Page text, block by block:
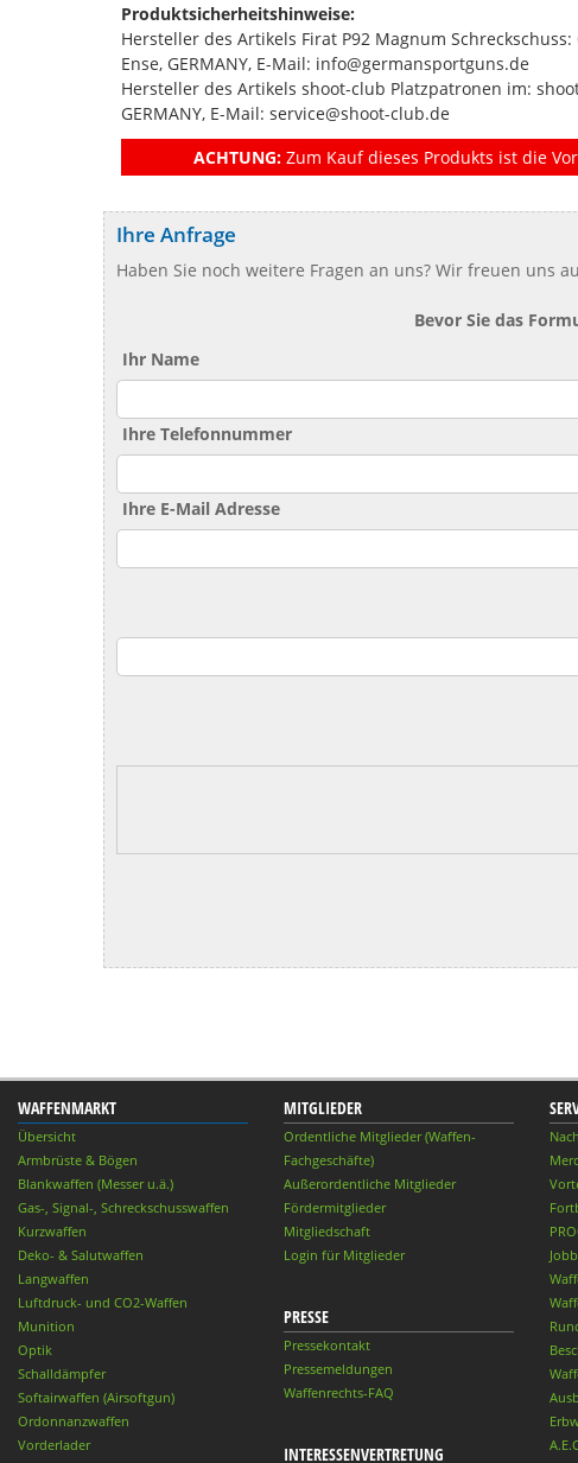
Produktsicherheitshinweise:
Hersteller des Artikels Firat P92 Magnum
Ense, GERMANY, E-Mail: info@germansportguns.de
Hersteller des Artikels shoot-club Platzpatronen im:
GERMANY, E-Mail: service@shoot-club.de
ACHTUNG: Zum Kauf dieses Produkts ist die
Ihre Anfrage
Haben Sie noch weitere Fragen an uns? Wir freuen uns
Bevor Sie das
Ihr Name
Ihre Telefonnummer
Ihre E-Mail Adresse
WAFFENMARKT
Übersicht
Armbrüste & Bögen
Blankwaffen (Messer u.ä.)
Gas-, Signal-, Schreckschusswaffen
Kurzwaffen
Deko- & Salutwaffen
Langwaffen
Luftdruck- und CO2-Waffen
Munition
Optik
Schalldämpfer
Softairwaffen (Airsoftgun)
Ordonnanzwaffen
Vorderlader
MITGLIEDER
Ordentliche Mitglieder (Waffen-
Fachgeschäfte)
Außerordentliche Mitglieder
Fördermitglieder
Mitgliedschaft
Login für Mitglieder
PRESSE
Pressekontakt
Pressemeldungen
Waffenrechts-FAQ
INTERESSENVERTRETUNG